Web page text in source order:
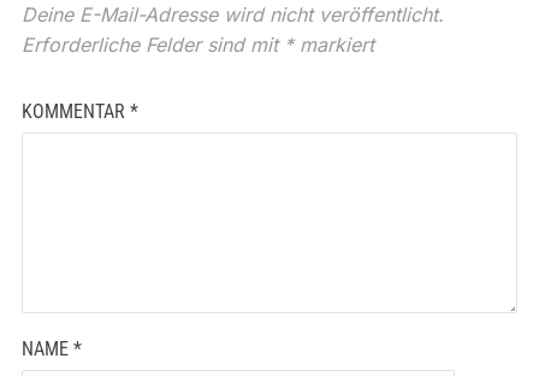
Deine E-Mail-Adresse wird nicht veröffentlicht.
Erforderliche Felder sind mit *markiert
KOMMENTAR *
NAME *